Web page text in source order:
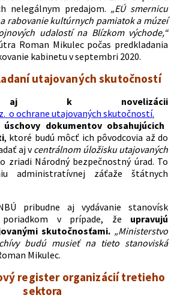
nelegálnym predajom. „EÚ smernicu
rabovanie kultúrnych pamiatok a múzeí
udalostí na Blízkom východe,“
Roman Mikulec počas predkladania
kabinetu v septembri 2020.
utajovaných skutočností
aj k novelizácii
o ochrane utajovaných skutočností.
dokumentov obsahujúcich
, ktoré budú môcť ich pôvodcovia až do
aj vcentrálnom úložisku utajovaných
zriadi Národný bezpečnostný úrad. To
administratívnej záťaže štátnych
pribudne aj vydávanie stanovísk
v prípade, že upravujú
skutočnosťami. „Ministerstvo
budú musieť na tieto stanoviská
Mikulec.
register organizácií tretieho
sektora